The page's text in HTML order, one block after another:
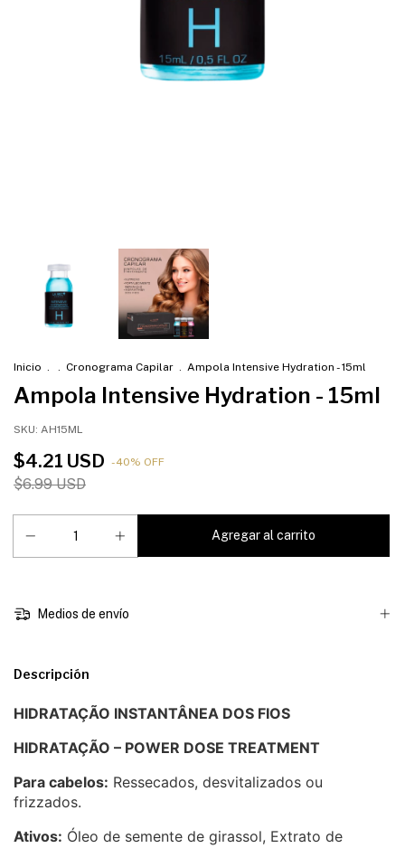
Inicio . . Cronograma Capilar . Ampola Intensive Hydration - 15ml
Ampola Intensive Hydration - 15ml
SKU: AH15ML
$4.21 USD -40% OFF
$6.99 USD
Medios de envío
Descripción
HIDRATAÇÃO INSTANTÂNEA DOS FIOS
HIDRATAÇÃO – POWER DOSE TREATMENT
Para cabelos: Ressecados, desvitalizados ou
frizzados.
Ativos: Óleo de semente de girassol, Extrato de